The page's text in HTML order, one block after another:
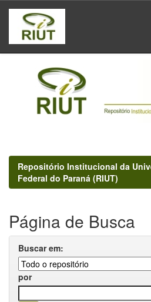
Skip
navigation
Repositório Institucional da
Federal do Paraná (RIUT)
Página de Busca
Buscar em:
por